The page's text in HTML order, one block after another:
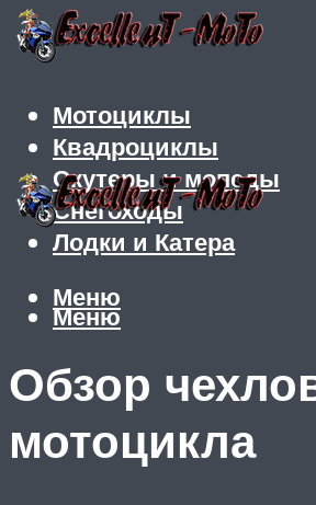
Мотоциклы
Квадроциклы
Скутеры и мопеды
Снегоходы
Лодки и Катера
Меню
Меню
Обзор
мотоцикла